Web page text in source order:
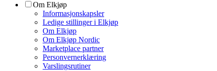
Om Elkjøp
Informasjonskapsler
Ledige stillinger i Elkjøp
Om Elkjøp
Om Elkjøp Nordic
Marketplace partner
Personvernerklæring
Varslingsrutiner